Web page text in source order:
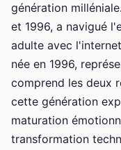
génération
et 1996, a navigué
adulte avec
née en 1996,
comprend les deux
cette génération
maturation
transformation